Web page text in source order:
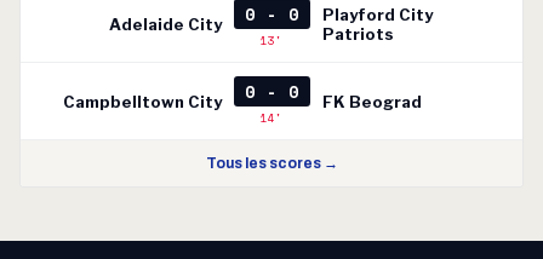
Adelaide City 0 - 0
13'
Playford City
Patriots
Campbelltown City 0 - 0
14'
FK Beograd
Tous les scores →